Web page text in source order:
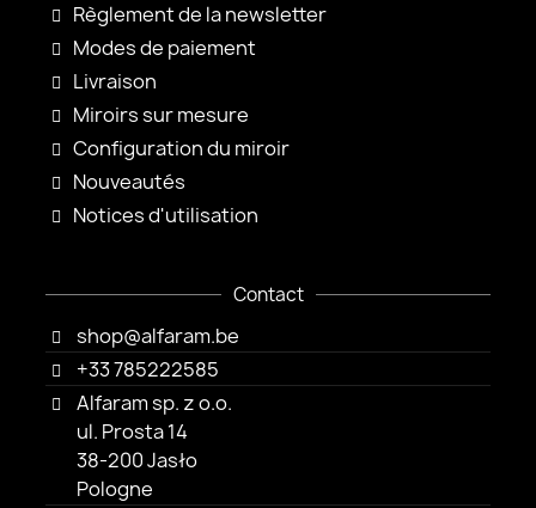
Règlement de la newsletter
Modes de paiement
Livraison
Miroirs sur mesure
Configuration du miroir
Nouveautés
Notices d'utilisation
Contact
shop@alfaram.be
+33 785222585
Alfaram sp. z o.o.
ul. Prosta 14
38-200 Jasło
Pologne